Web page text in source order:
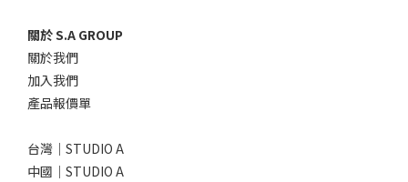
關於 S.A GROUP
關於我們
加入我們
產品報價單
台灣｜STUDIO A
中國｜STUDIO A